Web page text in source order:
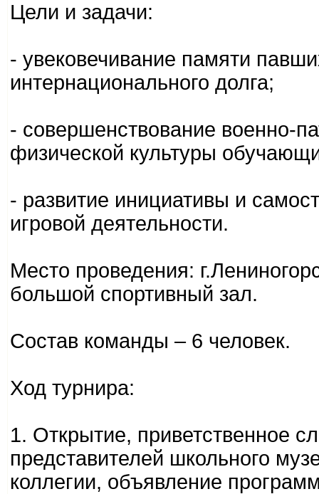
Цели и задачи:
- увековечивание памяти
интернационального долга;
- совершенствование военно-
физической культуры
- развитие инициативы и
игровой деятельности.
Место проведения:
большой спортивный зал.
Состав команды – 6 человек.
Ход турнира:
1. Открытие, приветственное
представителей школьного
коллегии, объявление